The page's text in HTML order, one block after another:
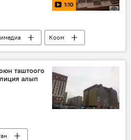
1:10
Коом
коррупция
таштоого
алып